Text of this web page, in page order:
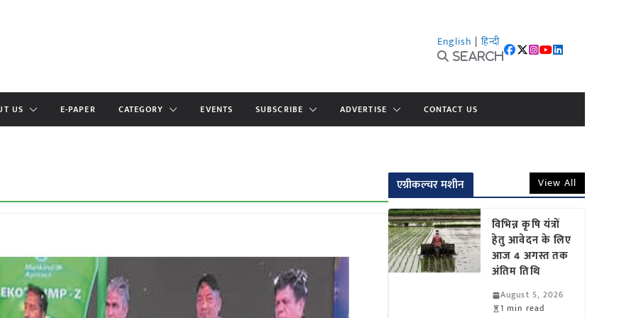
English | हिन्दी
Search
US E-PAPER CATEGORY EVENTS SUBSCRIBE ADVERTISE CONTACT US
एग्रीकल्चर मशीन View All
विभिन्न कृषि यंत्रों
हेतु आवेदन के लिए
आज 4 अगस्त तक
अंतिम तिथि
August 5, 2026
1 min read